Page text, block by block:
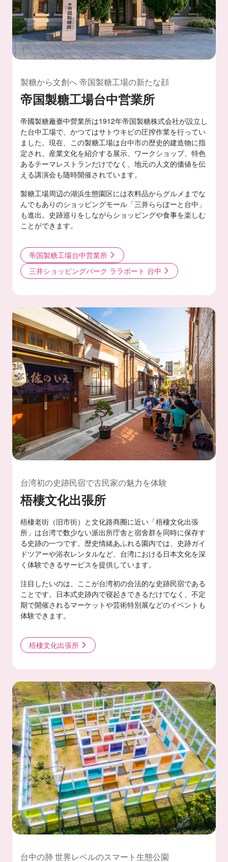
製糖から文創へ 帝国製糖工場の新たな顔
帝国製糖工場台中営業所
帝國製糖廠臺中營業所は1912年帝国製糖株式会社が設立し
た台中工場で、かつてはサトウキビの圧搾作業を行ってい
ました。現在、この製糖工場は台中市の歴史的建造物に指
定され、産業文化を紹介する展示、ワークショップ、特色
あるテーマレストランだけでなく、地元の人文的価値を伝
える講演会も随時開催されています。
製糖工場周辺の湖浜生態園区には衣料品からグルメまでな
んでもありのショッピングモール「三井ららぽーと台中」
も進出。史跡巡りをしながらショッピングや食事を楽しむ
ことができます。
帝国製糖工場台中営業所
三井ショッピングパーク ララポート 台中
台湾初の史跡民宿で古民家の魅力を体験
梧棲文化出張所
梧棲老街（旧市街）と文化路商圈に近い「梧棲文化出張
所」は台湾で数少ない派出所庁舎と宿舍群を同時に保存す
る史跡の一つです。歴史情緒あふれる園内では、史跡ガイ
ドツアーや浴衣レンタルなど、台湾における日本文化を深
く体験できるサービスを提供しています。
注目したいのは、ここが台湾初の合法的な史跡民宿である
ことです。日本式史跡内で寝起きできるだけでなく、不定
期で開催されるマーケットや芸術特別展などのイベントも
体験できます。
梧棲文化出張所
台中の肺 世界レベルのスマート生態公園